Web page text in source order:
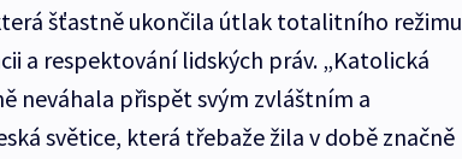
šťastně ukončila útlak totalitního režimu
a respektování lidských práv. „Katolická
neváhala přispět svým zvláštním a
světice, která třebaže žila v době značně